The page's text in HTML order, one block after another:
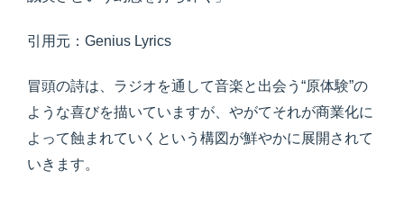
引用元：Genius Lyrics
冒頭の詩は、ラジオを通して音楽と出会う“原体験”の
ような喜びを描いていますが、やがてそれが商業化に
よって蝕まれていくという構図が鮮やかに展開されて
いきます。